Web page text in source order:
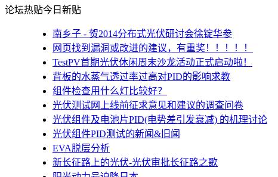
论坛热贴今日新贴
南乡子 - 贺2014分布式光伏研讨会徐锭华参
网页找到漏洞或改进的建议，有重奖！！！！！
TestPV首期光伏休闲周末沙龙活动正式启动啦！
背板的水蒸气透过率过高对PID的影响求教
组件检查用什么灯比较好？
光伏测试网上线前征求意见和建议的调查问卷
光伏组件及电池片PID(电势差引发衰减) 的机理讨论
光伏组件PID测试的新闻&旧闻
EVA脱层分析
新长征路上的光伏-光伏审批长征路之歌